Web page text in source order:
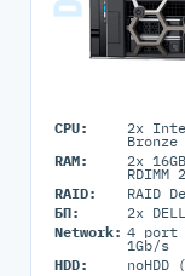
CPU: 2x
Bronze
RAM:
2x
RAID:
RAID
БП:
2x
Network: 4 port
1Gb/s
HDD: